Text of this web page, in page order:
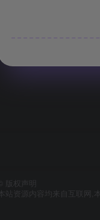
版权声明
本站资源内容均来自互联网,